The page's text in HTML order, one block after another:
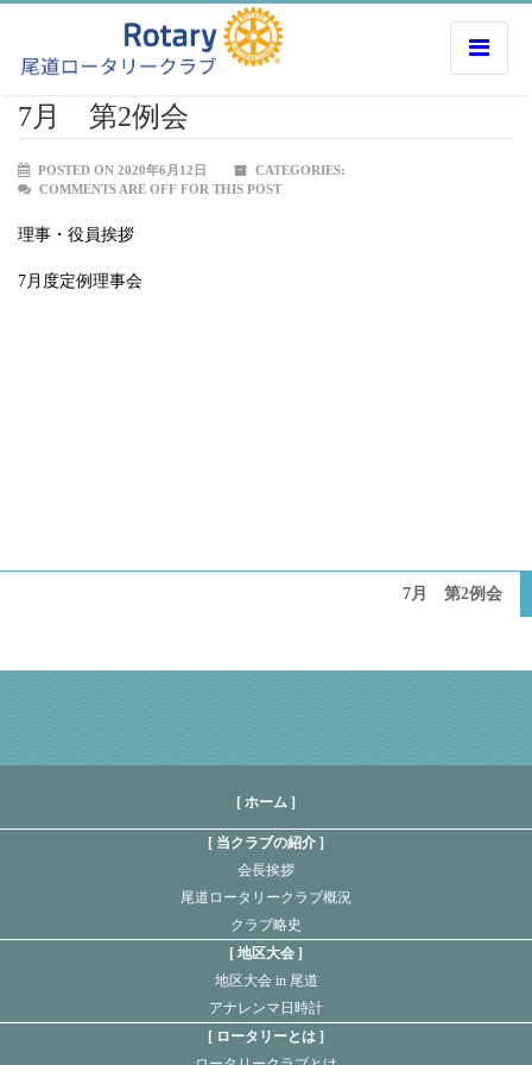
7月 第2例会
POSTED ON 2020年6月12日
CATEGORIES:
COMMENTS ARE OFF FOR THIS POST
理事・役員挨拶
7月度定例理事会
7月 第2例会
[ ホーム ]
当クラブの紹介
会長挨拶
尾道ロータリークラブ概況
クラブ略史
地区大会
地区大会 in 尾道
アナレンマ日時計
ロータリーとは